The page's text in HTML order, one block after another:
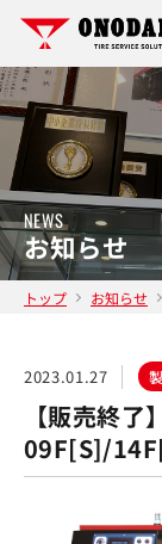
NEWS
お知らせ
トップ お知らせ
2023.01.27
【販売終
09F[S]/